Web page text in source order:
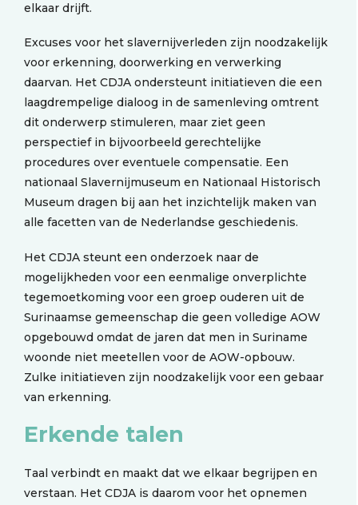
elkaar drijft.
Excuses voor het slavernijverleden zijn noodzakelijk
voor erkenning, doorwerking en verwerking
daarvan. Het CDJA ondersteunt initiatieven die een
laagdrempelige dialoog in de samenleving omtrent
dit onderwerp stimuleren, maar ziet geen
perspectief in bijvoorbeeld gerechtelijke
procedures over eventuele compensatie. Een
nationaal Slavernijmuseum en Nationaal Historisch
Museum dragen bij aan het inzichtelijk maken van
alle facetten van de Nederlandse geschiedenis.
Het CDJA steunt een onderzoek naar de
mogelijkheden voor een eenmalige onverplichte
tegemoetkoming voor een groep ouderen uit de
Surinaamse gemeenschap die geen volledige AOW
opgebouwd omdat de jaren dat men in Suriname
woonde niet meetellen voor de AOW-opbouw.
Zulke initiatieven zijn noodzakelijk voor een gebaar
van erkenning.
Erkende talen
Taal verbindt en maakt dat we elkaar begrijpen en
verstaan. Het CDJA is daarom voor het opnemen